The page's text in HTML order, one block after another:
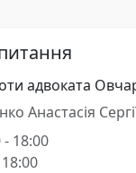
адвоката
Анастасія
- 18:00